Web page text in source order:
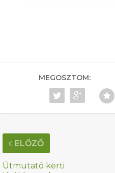
MEGOSZTOM:
ELŐZŐ
Útmutató kerti